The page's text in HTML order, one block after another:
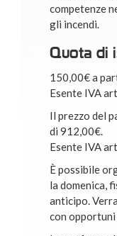
competenze
gli incendi.
Quota di
150,00€ a
Esente IVA
Il prezzo del
di 912,00€.
Esente IVA
È possibile
la domenica,
anticipo.
con